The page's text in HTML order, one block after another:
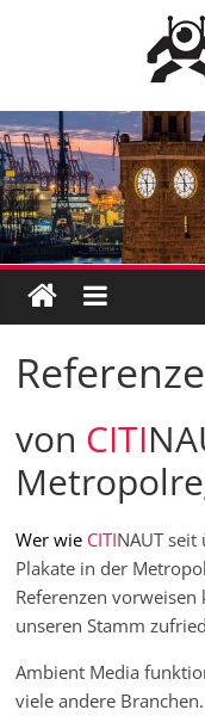
von CITI
Wer wie CITINAUT seit
Plakate in der
Referenzen
unseren Stamm
Ambient Media
viele andere